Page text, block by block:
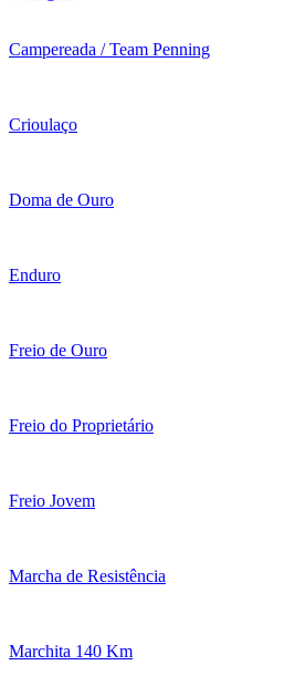
Campereada / Team Penning
Crioulaço
Doma de Ouro
Enduro
Freio de Ouro
Freio do Proprietário
Freio Jovem
Marcha de Resistência
Marchita 140 Km